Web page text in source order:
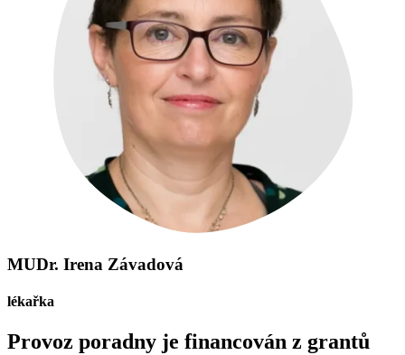
MUDr. Irena Závadová
lékařka
Provoz poradny je financován z grantů